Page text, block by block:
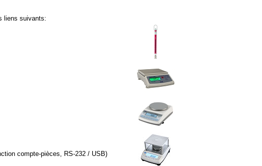
liens suivants:
compte-pièces, RS-232 / USB)